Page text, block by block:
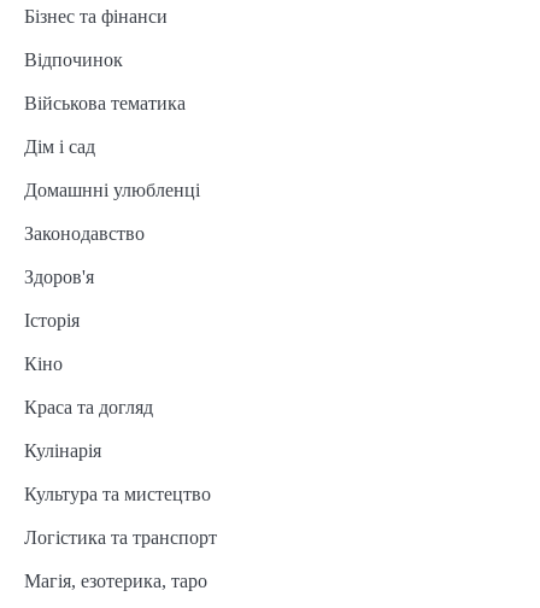
Бізнес та фінанси
Відпочинок
Військова тематика
Дім і сад
Домашнні улюбленці
Законодавство
Здоров'я
Історія
Кіно
Краса та догляд
Кулінарія
Культура та мистецтво
Логістика та транспорт
Магія, езотерика, таро